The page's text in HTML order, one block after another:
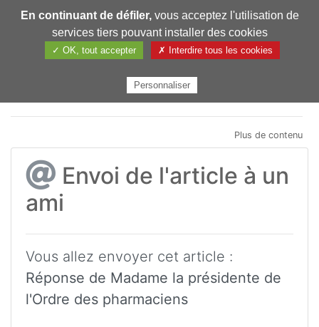
Pharmechange
Plus de contenu
Envoi de l'article à un
ami
Vous allez envoyer cet article :
Réponse de Madame la présidente de
l'Ordre des pharmaciens
En continuant de défiler,vous acceptez l'utilisation de
services tiers pouvant installer des cookies
✓ OK, tout accepter ✗ Interdire tous les cookies
Personnaliser